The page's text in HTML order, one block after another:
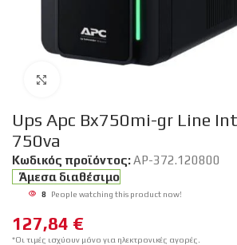
Ups Apc Bx750mi-gr Line
750va
Κωδικός προϊόντος:AP-372.120800
Άμεσα διαθέσιμο
8 People watching this product now!
127,84 €
*Οι τιμές ισχύουν μόνο για ηλεκτρονικές αγορές.